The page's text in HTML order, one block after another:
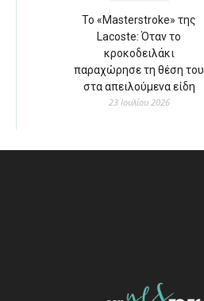
Το «Masterstroke» της
Lacoste: Όταν το
κροκοδειλάκι
παραχώρησε τη θέση του
στα απειλούμενα είδη
23 Ιουλίου 2026